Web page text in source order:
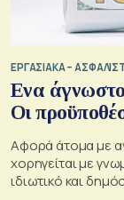
ΕΡΓΑΣΙΑΚΑ –
Ενα άγνωστο
Οι
Αφορά άτομα με
χορηγείται με γνωμάτευση ΚΕΠΑ, αλλά τα ποσά διαφέρουν σε
ιδιωτικό και